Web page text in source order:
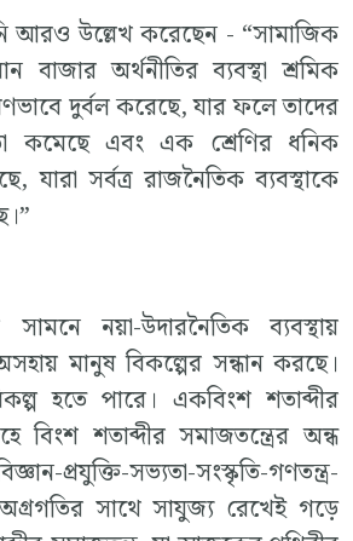
আরও উল্লেখ করেছেন - “সামাজিক
বাজার অর্থনীতির ব্যবস্থা শ্রমিক
দুর্বল করেছে, যার ফলে তাদের
কমেছে এবং এক শ্রেণির ধনিক
যারা সর্বত্র রাজনৈতিক ব্যবস্থাকে
নয়া-উদারনৈতিক ব্যবস্থায়
মানুষ বিকল্পের সন্ধান করছে।
হতে পারে। একবিংশ শতাব্দীর
বিংশ শতাব্দীর সমাজতন্ত্রের অন্ধ
প্রযুক্তি-সভ্যতা-সংস্কৃতি-গণতন্ত্র-
সাথে সাযুজ্য রেখেই গড়ে